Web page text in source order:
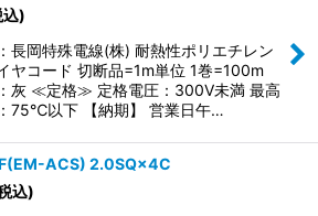
込)
長岡特殊電線(株) 耐熱性ポリエチレン
ヤコード 切断品=1m単位 1巻=100m
灰 ≪定格≫ 定格電圧：300V未満 最高
75℃以下 【納期】 営業日午…
ACS) 2.0SQ×4C
込)